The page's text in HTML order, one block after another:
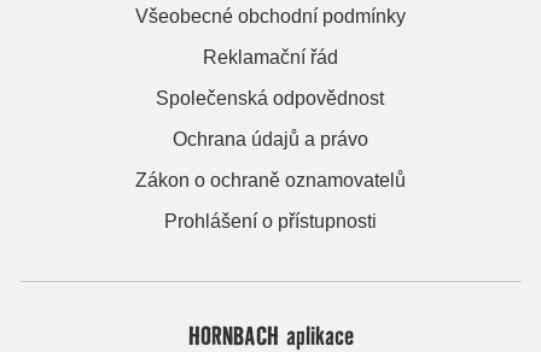
Všeobecné obchodní podmínky
Reklamační řád
Společenská odpovědnost
Ochrana údajů a právo
Zákon o ochraně oznamovatelů
Prohlášení o přístupnosti
HORNBACH aplikace